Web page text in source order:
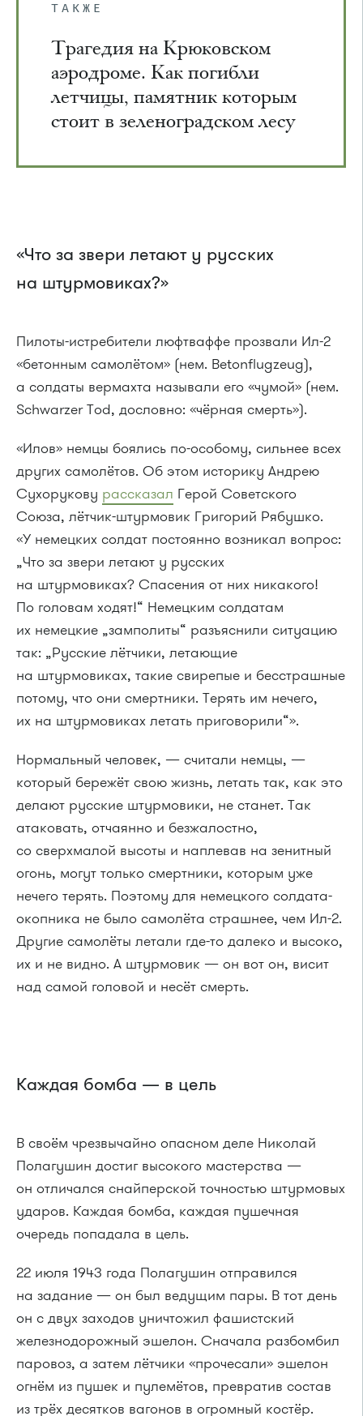
ТАКЖЕ
Трагедия на Крюковском
аэродроме. Как погибли
летчицы, памятник которым
стоит в зеленоградском лесу
«Что за звери летают у русских
на штурмовиках?»
Пилоты-истребители люфтваффе прозвали Ил-2
«бетонным самолётом» (нем. Betonflugzeug),
а солдаты вермахта называли его «чумой» (нем.
Schwarzer Tod, дословно: «чёрная смерть»).
«Илов» немцы боялись по-особому, сильнее всех
других самолётов. Об этом историку Андрею
Сухорукову рассказал Герой Советского
Союза, лётчик-штурмовик Григорий Рябушко.
«У немецких солдат постоянно возникал вопрос:
„Что за звери летают у русских
на штурмовиках? Спасения от них никакого!
По головам ходят!“ Немецким солдатам
их немецкие „замполиты“ разъяснили ситуацию
так: „Русские лётчики, летающие
на штурмовиках, такие свирепые и бесстрашные
потому, что они смертники. Терять им нечего,
их на штурмовиках летать приговорили“».
Нормальный человек, — считали немцы, —
который бережёт свою жизнь, летать так, как это
делают русские штурмовики, не станет. Так
атаковать, отчаянно и безжалостно,
со сверхмалой высоты и наплевав на зенитный
огонь, могут только смертники, которым уже
нечего терять. Поэтому для немецкого солдата-
окопника не было самолёта страшнее, чем Ил-2.
Другие самолёты летали где-то далеко и высоко,
их и не видно. А штурмовик — он вот он, висит
над самой головой и несёт смерть.
Каждая бомба — в цель
В своём чрезвычайно опасном деле Николай
Полагушин достиг высокого мастерства —
он отличался снайперской точностью штурмовых
ударов. Каждая бомба, каждая пушечная
очередь попадала в цель.
22 июля 1943 года Полагушин отправился
на задание — он был ведущим пары. В тот день
он с двух заходов уничтожил фашистский
железнодорожный эшелон. Сначала разбомбил
паровоз, а затем лётчики «прочесали» эшелон
огнём из пушек и пулемётов, превратив состав
из трёх десятков вагонов в огромный костёр.